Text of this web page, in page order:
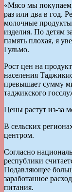
«Мясо мы
раз или два в год.
молочные
изделия. По детям
память плохая, я
Гульмо.
Рост цен на
населения
превышает сумму
таджикского
Цены растут из-за
В сельских
центром.
Согласно
республики
Подавляющее
заработанное
питания.